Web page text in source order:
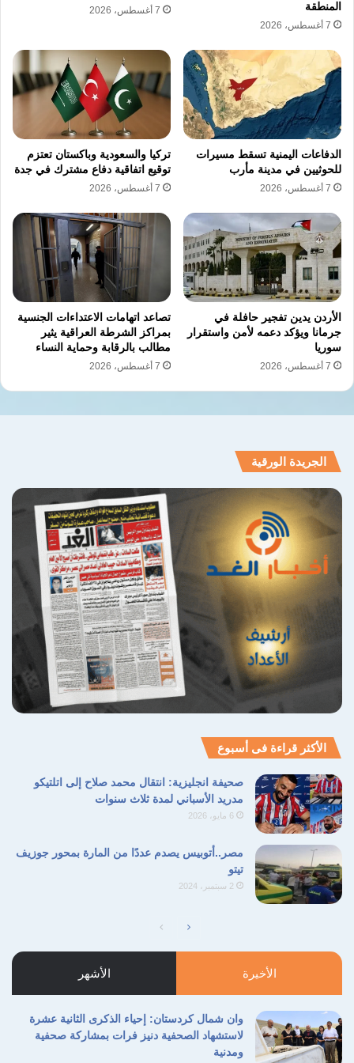
ويأتي البيان السعودي في وقت تشهد فيه المنطقة
حالة ترقب أمني وسياسي، في ظل استمرار
تداعيات الحرب الأخيرة واتساع نطاق التهديدات
المرتبطة بالطائرات المسيّرة والصواريخ العابرة
للحدود.
ويطرح دخول المسيّرات من الأجواء العراقية
تساؤلات حول الجهة التي تقف وراءها، وحول قدرة
الحكومات المعنية على ضبط المجال الجوي ومنع
استخدامه في عمليات قد تؤدي إلى تصعيد جديد
بين دول المنطقة.
وتؤكد لهجة البيان السعودي أن الرياض تتعامل مع
الحادث باعتباره مساسًا مباشرًا بسيادتها وأمنها
الوطني، مع إبقاء باب الرد مفتوحًا وفق تقديراتها
العسكرية والسياسية في المرحلة المقبلة.
المنطقة
7 أغسطس، 2026
7 أغسطس، 2026
الدفاعات اليمنية تسقط مسيرات
للحوثيين في مدينة مأرب
7 أغسطس، 2026
تركيا والسعودية وباكستان تعتزم
توقيع اتفاقية دفاع مشترك في جدة
7 أغسطس، 2026
الأردن يدين تفجير حافلة في
جرمانا ويؤكد دعمه لأمن واستقرار
سوريا
7 أغسطس، 2026
تصاعد اتهامات الاعتداءات الجنسية
بمراكز الشرطة العراقية يثير
مطالب بالرقابة وحماية النساء
7 أغسطس، 2026
الجريدة الورقية
الأكثر قراءة فى أسبوع
صحيفة انجليزية: انتقال محمد صلاح إلى اتلتيكو
مدريد الأسباني لمدة ثلاث سنوات
6 مايو، 2026
مصر..أتوبيس يصدم عددًا من المارة بمحور جوزيف
تيتو
2 سبتمبر، 2024
الصفحة
السابقة
الصفحة
التالية
الأخيرة الأشهر
وان شمال كردستان: إحياء الذكرى الثانية عشرة
لاستشهاد الصحفية دنيز فرات بمشاركة صحفية
ومدنية